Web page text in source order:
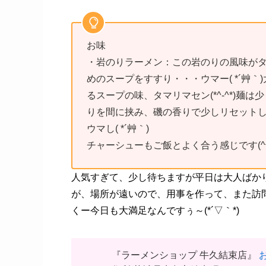
お味
・岩のりラーメン：この岩のりの風味が
めのスープをすすり・・・ウマー( *´艸
るスープの味、タマリマセン(*^-^*)麺は
りを間に挟み、磯の香りで少しリセット
ウマし( *´艸｀)
チャーシューもご飯とよく合う感じです
人気すぎて、少し待ちますが平日は大人ば
が、場所が遠いので、用事を作って、また訪
くー今日も大満足なんですぅ～(*´▽｀*)
『ラーメンショップ 牛久結束店』